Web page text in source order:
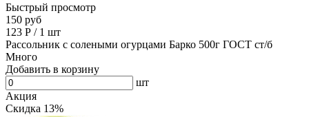
Быстрый просмотр
150 руб
123 Р / 1 шт
Рассольник с солеными огурцами Барко 500г ГОСТ ст/б
Много
Добавить в корзину
шт
Акция
Скидка 13%